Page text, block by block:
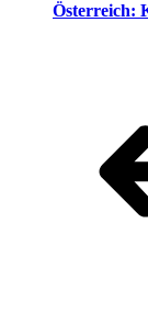
Österreich: